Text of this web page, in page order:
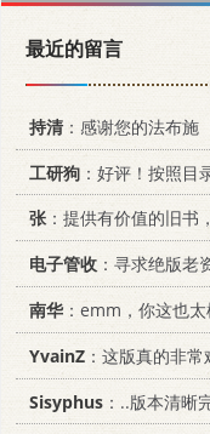
最近的留言
持清：感谢您的法布施
工研狗 ：好评！按照目
张：提供有价值的旧书
电子管收 ：寻求绝版老
南华 ：emm，你这也
YvainZ ：这版真的非
Sisyphus ：..版本清晰完